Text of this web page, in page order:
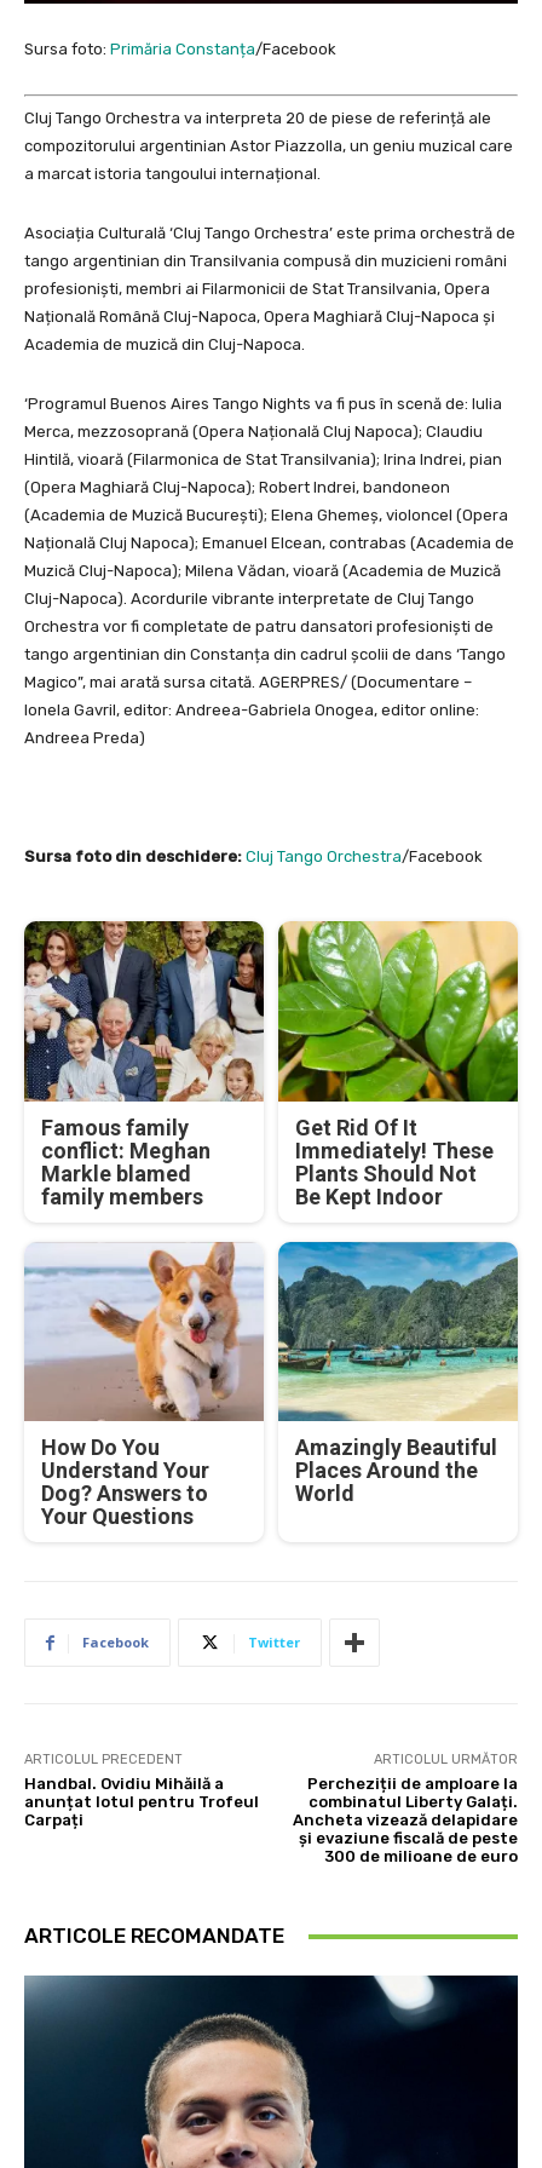
Sursa foto: Primăria Constanța/Facebook
Cluj Tango Orchestra va interpreta 20 de piese de referință ale
compozitorului argentinian Astor Piazzolla, un geniu muzical care
a marcat istoria tangoului internațional.
Asociația Culturală ‘Cluj Tango Orchestra’ este prima orchestră de
tango argentinian din Transilvania compusă din muzicieni români
profesioniști, membri ai Filarmonicii de Stat Transilvania, Opera
Națională Română Cluj-Napoca, Opera Maghiară Cluj-Napoca și
Academia de muzică din Cluj-Napoca.
‘Programul Buenos Aires Tango Nights va fi pus în scenă de: Iulia
Merca, mezzosoprană (Opera Națională Cluj Napoca); Claudiu
Hintilă, vioară (Filarmonica de Stat Transilvania); Irina Indrei, pian
(Opera Maghiară Cluj-Napoca); Robert Indrei, bandoneon
(Academia de Muzică București); Elena Ghemeș, violoncel (Opera
Națională Cluj Napoca); Emanuel Elcean, contrabas (Academia de
Muzică Cluj-Napoca); Milena Vădan, vioară (Academia de Muzică
Cluj-Napoca). Acordurile vibrante interpretate de Cluj Tango
Orchestra vor fi completate de patru dansatori profesioniști de
tango argentinian din Constanța din cadrul școlii de dans ‘Tango
Magico”, mai arată sursa citată. AGERPRES/ (Documentare –
Ionela Gavril, editor: Andreea-Gabriela Onogea, editor online:
Andreea Preda)
Sursa foto din deschidere: Cluj Tango Orchestra/Facebook
Famous family
conflict: Meghan
Markle blamed
family members
Get Rid Of It
Immediately! These
Plants Should Not
Be Kept Indoor
How Do You
Understand Your
Dog? Answers to
Your Questions
Amazingly Beautiful
Places Around the
World
Facebook Twitter
ARTICOLUL PRECEDENT
Handbal. Ovidiu Mihăilă a
anunțat lotul pentru Trofeul
Carpați
ARTICOLUL URMĂTOR
Percheziții de amploare la
combinatul Liberty Galați.
Ancheta vizează delapidare
și evaziune fiscală de peste
300 de milioane de euro
ARTICOLE RECOMANDATE